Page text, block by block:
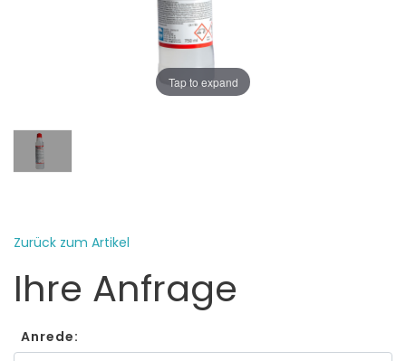
Tap to expand
Zurück zum Artikel
Ihre Anfrage
Anrede: